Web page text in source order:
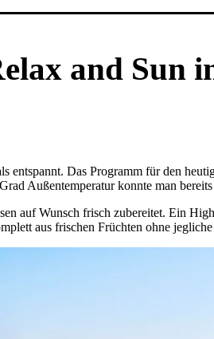
and Sun
entspannt. Das Programm für den
Außentemperatur konnte man
auf Wunsch frisch zubereitet. Ein
aus frischen Früchten ohne